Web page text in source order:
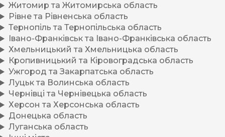
Житомир та Житомирська область
Рівне та Рівненська область
Тернопіль та Тернопільська область
Івано-Франківськ та Івано-Франківська область
Хмельницький та Хмельницька область
Кропивницький та Кіровоградська область
Ужгород та Закарпатська область
Луцьк та Волинська область
Чернівці та Чернівецька область
Херсон та Херсонська область
Донецька область
Луганська область